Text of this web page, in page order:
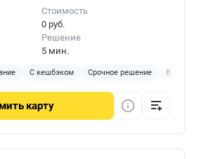
Стоимость
0 руб.
Решение
5 мин.
С кешбэком Срочное решение
карту